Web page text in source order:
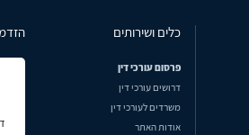
כלים ושירותים
פרסום עורכי דין
דרושים עורכי דין
משרדים לעורכי דין
אודות האתר